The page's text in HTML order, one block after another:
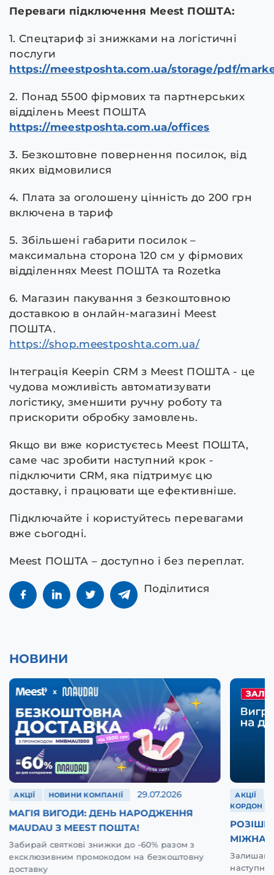
Переваги підключення Meest ПОШТА:
1. Спецтариф зі знижками на логістичні
послуги
https://meestposhta.com.ua/storage/pdf/
2. Понад 5500 фірмових та партнерських
відділень Meest ПОШТА
https://meestposhta.com.ua/offices
3. Безкоштовне повернення посилок, від
яких відмовилися
4. Плата за оголошену цінність до 200 грн
включена в тариф
5. Збільшені габарити посилок –
максимальна сторона 120 см у фірмових
відділеннях Meest ПОШТА та Rozetka
6. Магазин пакування з безкоштовною
доставкою в онлайн‑магазині Meest
ПОШТА.
https://shop.meestposhta.com.ua/
Інтеграція Keepin CRM з Meest ПОШТА - це
чудова можливість автоматизувати
логістику, зменшити ручну роботу та
прискорити обробку замовлень.
Якщо ви вже користуєтесь Meest ПОШТА,
саме час зробити наступний крок -
підключити CRM, яка підтримує цю
доставку, і працювати ще ефективніше.
Підключайте і користуйтесь перевагами
вже сьогодні.
Meest ПОШТА – доступно і без переплат.
Поділитися
НОВИНИ
АКЦІЇ НОВИНИ КОМПАНІЇ 29.07.2026
МАГІЯ ВИГОДИ: ДЕНЬ НАРОДЖЕННЯ
MAUDAU З MEEST ПОШТА!
Забирай святкові знижки до -60% разом з
ексклюзивним промокодом на безкоштовну
доставку
АКЦІЇ
КОРДОН
Залишай
наступну